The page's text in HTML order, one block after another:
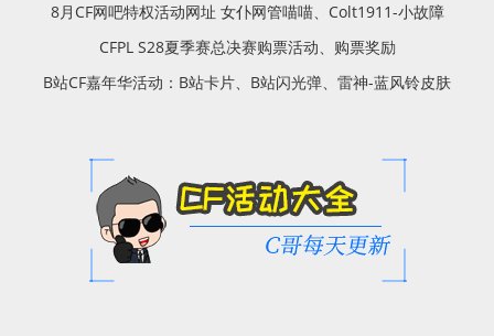
8月CF网吧特权活动网址 女仆网管喵喵、Colt1911-小故障
CFPL S28夏季赛总决赛购票活动、购票奖励
B站CF嘉年华活动：B站卡片、B站闪光弹、雷神-蓝风铃皮肤